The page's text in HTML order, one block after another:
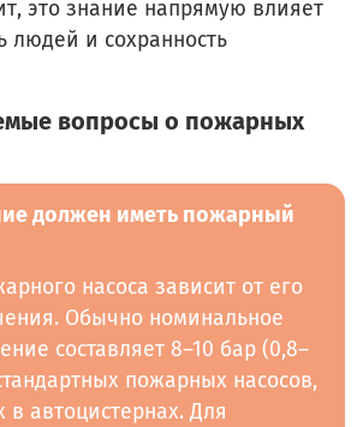
это знание напрямую влияет
людей и сохранность
вопросы о пожарных
должен иметь пожарный
насоса зависит от его
Обычно номинальное
составляет 8–10 бар (0,8–
пожарных насосов,
в автоцистернах. Для